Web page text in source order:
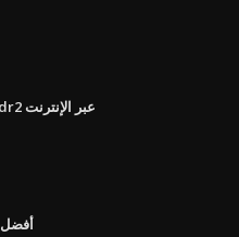
أين يمكن الحصول على أشرطة الذهب rdr2 عبر الإنترنت
أفضل